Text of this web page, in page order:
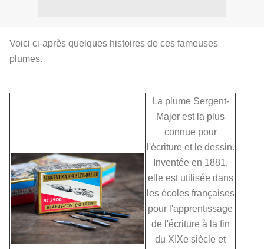
Voici ci-après quelques histoires de ces fameuses
plumes.
La plume Sergent-
Major est la plus
connue pour
l'écriture et le dessin.
Inventée en 1881,
elle est utilisée dans
les écoles françaises
pour l'apprentissage
de l'écriture à la fin
du XIXe siècle et